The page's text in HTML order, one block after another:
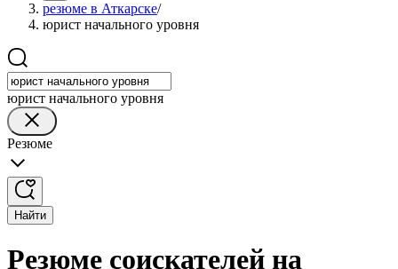
резюме в Аткарске/
юрист начального уровня
юрист начального уровня
Резюме
Найти
Резюме соискателей на